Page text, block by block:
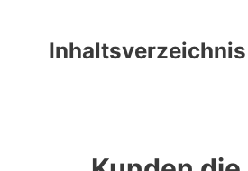
Inhaltsverzeichnis